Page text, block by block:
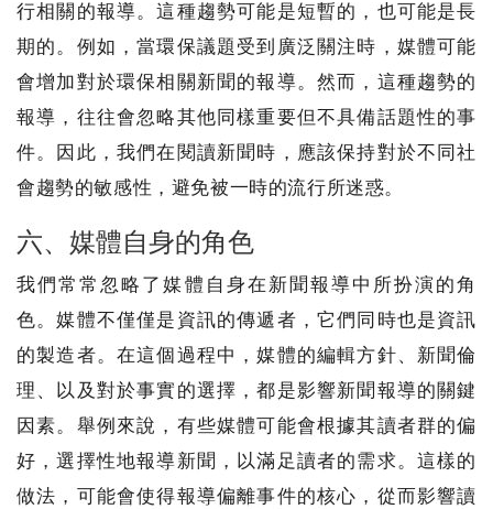
行相關的報導。這種趨勢可能是短暫的，也可能是長
期的。例如，當環保議題受到廣泛關注時，媒體可能
會增加對於環保相關新聞的報導。然而，這種趨勢的
報導，往往會忽略其他同樣重要但不具備話題性的事
件。因此，我們在閱讀新聞時，應該保持對於不同社
會趨勢的敏感性，避免被一時的流行所迷惑。
六、媒體自身的角色
我們常常忽略了媒體自身在新聞報導中所扮演的角
色。媒體不僅僅是資訊的傳遞者，它們同時也是資訊
的製造者。在這個過程中，媒體的編輯方針、新聞倫
理、以及對於事實的選擇，都是影響新聞報導的關鍵
因素。舉例來說，有些媒體可能會根據其讀者群的偏
好，選擇性地報導新聞，以滿足讀者的需求。這樣的
做法，可能會使得報導偏離事件的核心，從而影響讀